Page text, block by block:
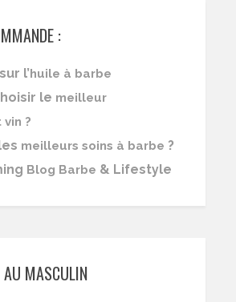
:
l’huile à barbe
le meilleur
?
meilleurs soins à barbe ?
Blog Barbe & Lifestyle
AU MASCULIN